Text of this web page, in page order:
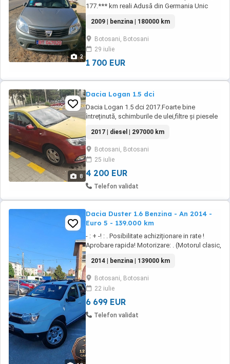
2
177.*** km reali Adusă din Germania Unic
conform vârstei Dotări: Geamuri electrice
Oglinzi manuale A.C( necesita freon) Servo
direcție Închidere centralizata ABS 2 chei
Dezaburire luneta CD player original ...
2009 | benzina | 180000 km
Botosani, Botosani
29 iulie
1 700 EUR
8
Dacia Logan 1.5 dci
Dacia Logan 1.5 dci 2017.Foarte bine
întreținută, schimburile de ulei,filtre și piesele
funcționare 100%
2017 | diesel | 297000 km
Botosani, Botosani
25 iulie
4 200 EUR
Telefon validat
Dacia Duster 1.6 Benzina - An 2014 -
Euro 5 - 139.000 km
- : + -! : . Posibilitate achiziționare in rate !
Aprobare rapida! Motorizare: . (Motorul clasic,
viteze: (+ ) An fabricație: . Consum optim și
performanțe excelente pentru ...
2014 | benzina | 139000 km
Botosani, Botosani
22 iulie
6 699 EUR
Telefon validat